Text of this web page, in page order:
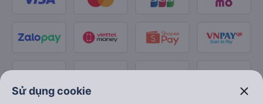
Sử dụng cookie close